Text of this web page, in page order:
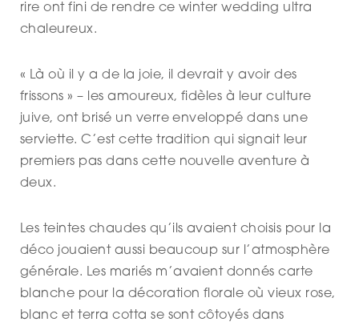
rire ont fini de rendre ce winter wedding ultra
chaleureux.
« Là où il y a de la joie, il devrait y avoir des
frissons » – les amoureux, fidèles à leur culture
juive, ont brisé un verre enveloppé dans une
serviette. C’est cette tradition qui signait leur
premiers pas dans cette nouvelle aventure à
deux.
Les teintes chaudes qu’ils avaient choisis pour la
déco jouaient aussi beaucoup sur l’atmosphère
générale. Les mariés m’avaient donnés carte
blanche pour la décoration florale où vieux rose,
blanc et terra cotta se sont côtoyés dans